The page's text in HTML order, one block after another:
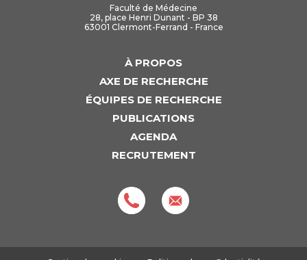
Faculté de Médecine
28, place Henri Dunant - BP 38
63001 Clermont-Ferrand - France
À PROPOS
AXE DE RECHERCHE
ÉQUIPES DE RECHERCHE
PUBLICATIONS
AGENDA
RECRUTEMENT